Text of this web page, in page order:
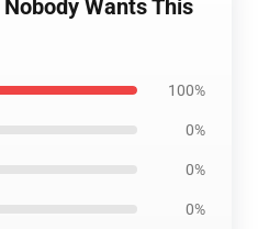
Wants This
100%
0%
0%
0%